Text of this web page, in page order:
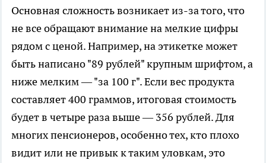
Основная сложность возникает из-за того, что
не все обращают внимание на мелкие цифры
рядом с ценой. Например, на этикетке может
быть написано "89 рублей" крупным шрифтом, а
ниже мелким — "за 100 г". Если вес продукта
составляет 400 граммов, итоговая стоимость
будет в четыре раза выше — 356 рублей. Для
многих пенсионеров, особенно тех, кто плохо
видит или не привык к таким уловкам, это